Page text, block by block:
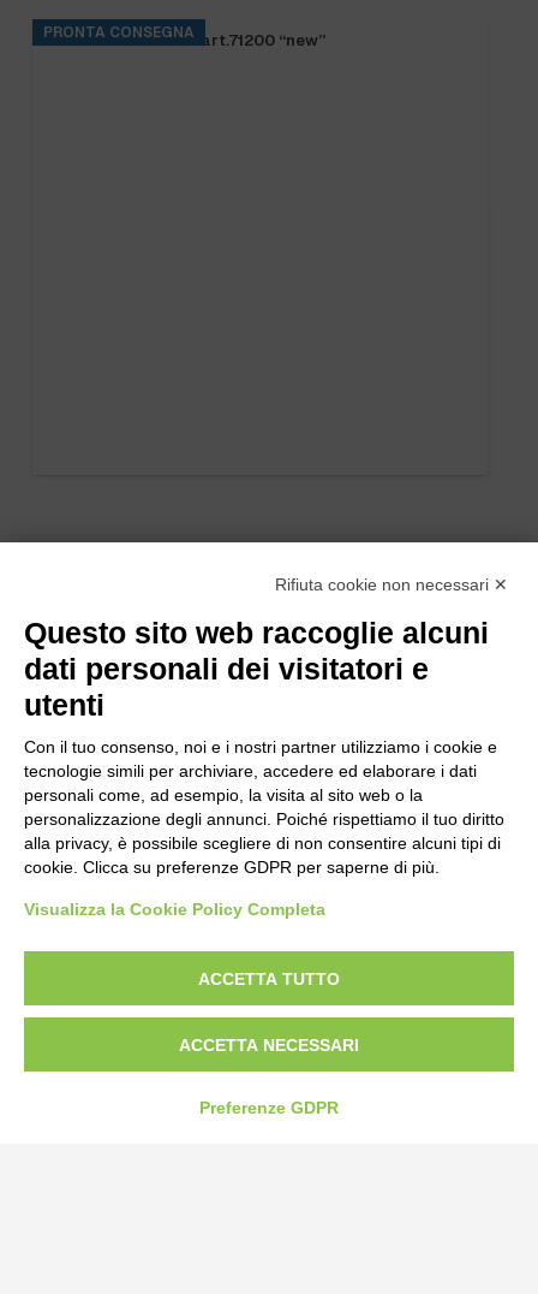
PRONTA CONSEGNA
FRANGIA SOFT SR art.71200 “new”
Bogliano Srl
Tel:0172-478161
Fax: 0172-487399
Rifiuta cookie non necessari ✕
Questo sito web raccoglie alcuni
dati personali dei visitatori e
utenti
Con il tuo consenso, noi e i nostri partner utilizziamo i cookie e
tecnologie simili per archiviare, accedere ed elaborare i dati
personali come, ad esempio, la visita al sito web o la
personalizzazione degli annunci. Poiché rispettiamo il tuo diritto
alla privacy, è possibile scegliere di non consentire alcuni tipi di
cookie. Clicca su preferenze GDPR per saperne di più.
Visualizza la Cookie Policy Completa
ACCETTA TUTTO
ACCETTA NECESSARI
Preferenze GDPR